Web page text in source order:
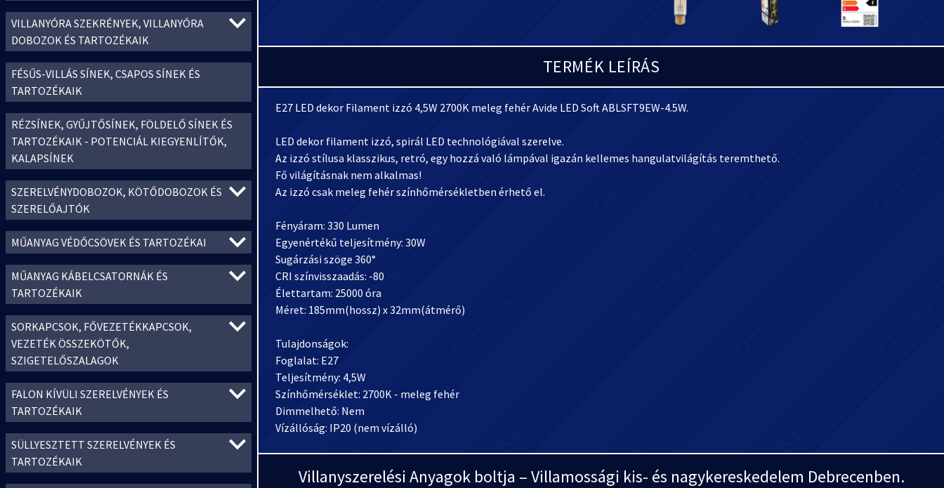
VILLANYÓRA SZEKRÉNYEK, VILLANYÓRA
DOBOZOK ÉS TARTOZÉKAIK
FÉSŰS-VILLÁS SÍNEK, CSAPOS SÍNEK ÉS
TARTOZÉKAIK
RÉZSÍNEK, GYŰJTŐSÍNEK, FÖLDELŐ SÍNEK ÉS
TARTOZÉKAIK - POTENCIÁL KIEGYENLÍTŐK,
KALAPSÍNEK
SZERELVÉNYDOBOZOK, KÖTŐDOBOZOK ÉS
SZERELŐAJTÓK
MŰANYAG VÉDŐCSÖVEK ÉS TARTOZÉKAI
MŰANYAG KÁBELCSATORNÁK ÉS
TARTOZÉKAIK
SORKAPCSOK, FŐVEZETÉKKAPCSOK,
VEZETÉK ÖSSZEKÖTŐK,
SZIGETELŐSZALAGOK
FALON KÍVÜLI SZERELVÉNYEK ÉS
TARTOZÉKAIK
SÜLLYESZTETT SZERELVÉNYEK ÉS
TARTOZÉKAIK
TERMÉK LEÍRÁS
E27 LED dekor Filament izzó 4,5W 2700K meleg fehér Avide LED Soft ABLSFT9EW-4.5W.
LED dekor filament izzó, spirál LED technológiával szerelve.
Az izzó stílusa klasszikus, retró, egy hozzá való lámpával igazán kellemes hangulatvilágítás teremthető.
Fő világításnak nem alkalmas!
Az izzó csak meleg fehér színhőmérsékletben érhető el.
Fényáram: 330 Lumen
Egyenértékű teljesítmény: 30W
Sugárzási szöge 360°
CRI színvisszaadás: -80
Élettartam: 25000 óra
Méret: 185mm(hossz) x 32mm(átmérő)
Tulajdonságok:
Foglalat: E27
Teljesítmény: 4,5W
Színhőmérséklet: 2700K - meleg fehér
Dimmelhető: Nem
Vízállóság: IP20 (nem vízálló)
Villanyszerelési Anyagok boltja – Villamossági kis- és nagykereskedelem Debrecenben.